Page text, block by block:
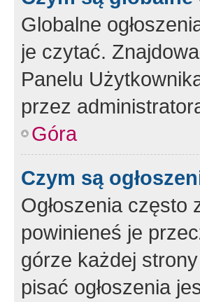
Globalne
je czytać.
Panelu
przez
Góra
Czym są
Ogłoszenia często
powinieneś je
górze każdej
pisać ogłoszenia